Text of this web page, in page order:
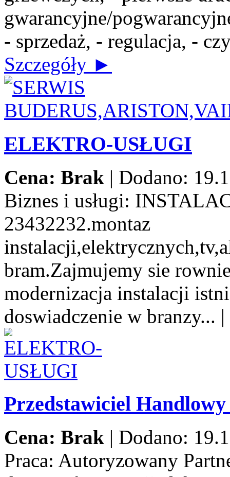
gwarancyjne/
- sprzedaż, - regulacja, -
Szczegóły ►
ELEKTRO-USŁUGI
Cena: Brak | Dodano:
Biznes i usługi:
23432232.montaz
bram.Zajmujemy sie
modernizacja instalacji
doswiadczenie w branzy... |
Przedstawiciel Handlowy
Cena: Brak | Dodano:
Praca: Autoryzowany